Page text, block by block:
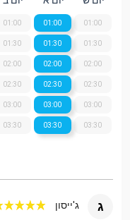
01:00
01:30
02:00
02:30
03:00
03:30
01:00
01:30
02:00
02:30
03:00
03:30
01:00
01:30
02:00
02:30
03:00
03:30
ג ג'ייסון